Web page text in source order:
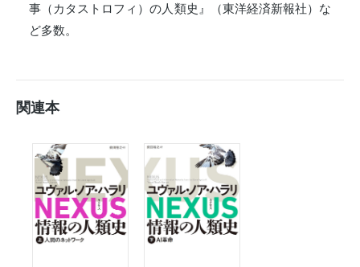
事（カタストロフィ）の人類史』（東洋経済新報社）な
ど多数。
関連本